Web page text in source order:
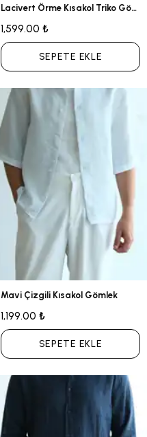
Lacivert Örme Kısakol Triko Gömlek
1,599.00 ₺
SEPETE EKLE
Mavi Çizgili Kısakol Gömlek
1,199.00 ₺
SEPETE EKLE